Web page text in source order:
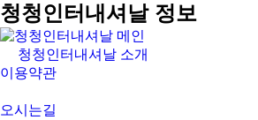
청청인터내셔날 정보
청청인터내셔날 소개
이용약관
오시는길